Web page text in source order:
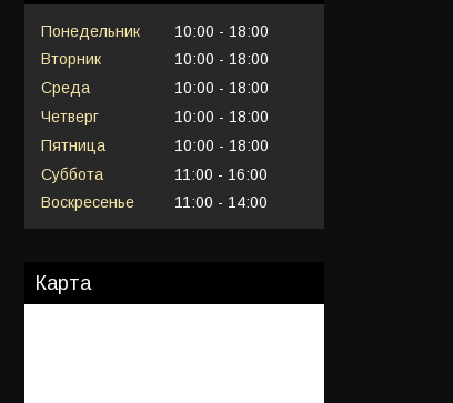
Понедельник 10:00
18:00
Вторник
10:00
18:00
Среда
10:00
18:00
Четверг
10:00
18:00
Пятница
10:00
18:00
Суббота
11:00
16:00
Воскресенье
11:00 14:00
Карта